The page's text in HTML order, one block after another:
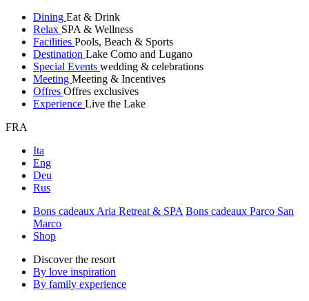
Dining Eat & Drink
Relax SPA & Wellness
Facilities Pools, Beach & Sports
Destination Lake Como and Lugano
Special Events wedding & celebrations
Meeting Meeting & Incentives
Offres Offres exclusives
Experience Live the Lake
FRA
Ita
Eng
Deu
Rus
Bons cadeaux Aria Retreat & SPA Bons cadeaux Parco San
Marco
Shop
Discover the resort
By love inspiration
By family experience